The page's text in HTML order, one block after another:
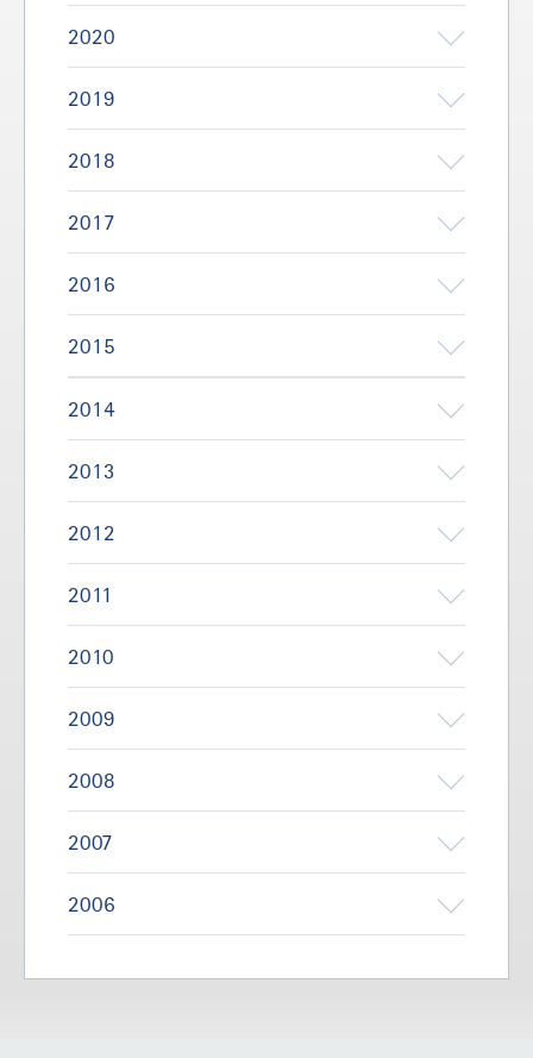
2020
2019
2018
2017
2016
2015
2014
2013
2012
2011
2010
2009
2008
2007
2006